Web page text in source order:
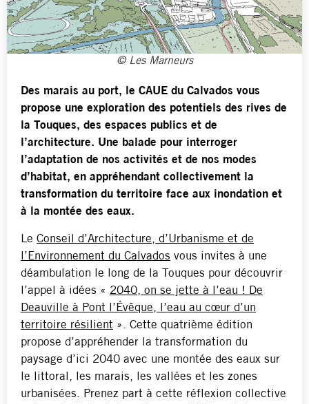
© Les Marneurs
Des marais au port, le CAUE du Calvados vous
propose une exploration des potentiels des rives de
la Touques, des espaces publics et de
l’architecture. Une balade pour interroger
l’adaptation de nos activités et de nos modes
d’habitat, en appréhendant collectivement la
transformation du territoire face aux inondation et
à la montée des eaux.
Le Conseil d’Architecture, d’Urbanisme et de
l’Environnement du Calvados vous invites à une
déambulation le long de la Touques pour découvrir
l’appel à idées « 2040, on se jette à l’eau ! De
Deauville à Pont l’Évêque, l’eau au cœur d’un
territoire résilient ». Cette quatrième édition
propose d’appréhender la transformation du
paysage d’ici 2040 avec une montée des eaux sur
le littoral, les marais, les vallées et les zones
urbanisées. Prenez part à cette réflexion collective